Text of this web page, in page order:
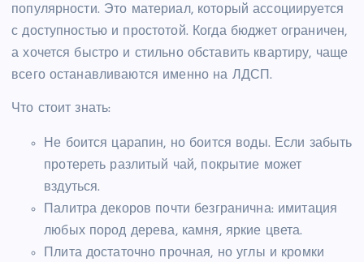
популярности. Это материал, который ассоциируется
с доступностью и простотой. Когда бюджет ограничен,
а хочется быстро и стильно обставить квартиру, чаще
всего останавливаются именно на ЛДСП.
Что стоит знать:
Не боится царапин, но боится воды. Если забыть
протереть разлитый чай, покрытие может
вздуться.
Палитра декоров почти безгранична: имитация
любых пород дерева, камня, яркие цвета.
Плита достаточно прочная, но углы и кромки